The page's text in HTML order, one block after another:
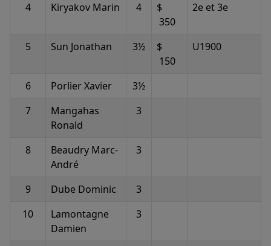
4 Kiryakov Marin 4
$
350
2e et 3e
5 Sun Jonathan 3½
$
150
U1900
6 Porlier Xavier
3½
7
Mangahas
Ronald
3
8
Beaudry Marc-
André
3
9 Dube Dominic
3
10
Lamontagne
Damien
3